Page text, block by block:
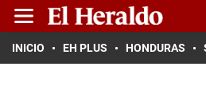
INICIO EH PLUS HONDURAS